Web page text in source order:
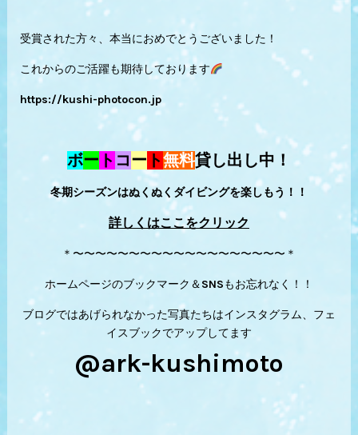
受賞された方々、本当におめでとうございました！
これからのご活躍も期待しております
https://kushi-photocon.jp
ボー ト コー ト無料貸し出し中！
冬期シーズンはぬくぬくダイビングを楽しもう！！
詳しくはここをクリック
＊〜〜〜〜〜〜〜〜〜〜〜〜〜〜〜〜〜〜〜＊
ホームページのブックマーク＆SNSもお忘れなく！！
ブログではあげられなかった写真たちはインスタグラム、フェ
イスブックでアップしてます
@ark-kushimoto